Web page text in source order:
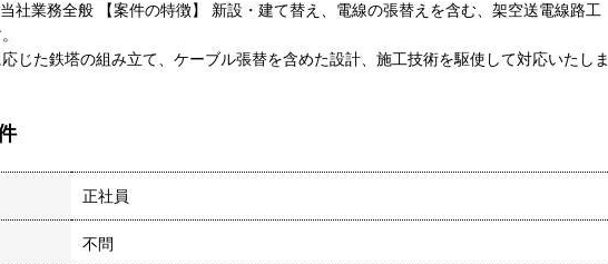
社業務全般 【案件の特徴】 新設・建て替え、電線の張替えを含む、架空送電線路工
じた鉄塔の組み立て、ケーブル張替を含めた設計、施工技術を駆使して対応いたしま
正社員
不問